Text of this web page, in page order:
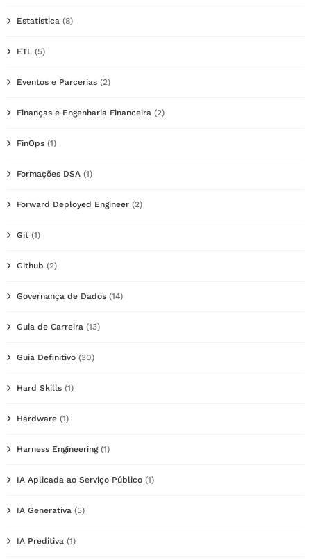
Estatística (8)
ETL (5)
Eventos e Parcerias (2)
Finanças e Engenharia Financeira (2)
FinOps (1)
Formações DSA (1)
Forward Deployed Engineer (2)
Git (1)
Github (2)
Governança de Dados (14)
Guia de Carreira (13)
Guia Definitivo (30)
Hard Skills (1)
Hardware (1)
Harness Engineering(1)
IA Aplicada ao Serviço Público (1)
IA Generativa (5)
IA Preditiva (1)